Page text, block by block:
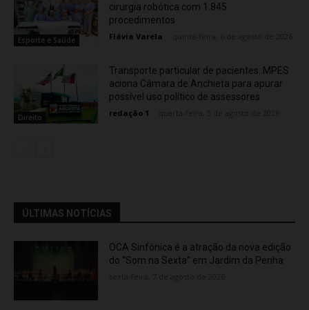
Esporte e Saúde
cirurgia robótica com 1.845
procedimentos
Flávia Varela
Direito
Transporte particular de pacientes: MPES
aciona Câmara de Anchieta para apurar
possível uso político de assessores
redação 1
ÚLTIMAS NOTÍCIAS
OCA Sinfônica é a atração da nova edição
do “Som na Sexta” em Jardim da Penha